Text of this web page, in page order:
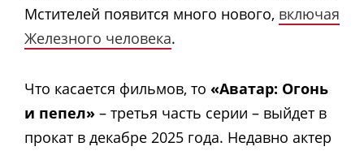
Мстителей появится много нового, включая
Железного человека.
Что касается фильмов, то «Аватар: Огонь
и пепел» – третья часть серии – выйдет в
прокат в декабре 2025 года. Недавно актер